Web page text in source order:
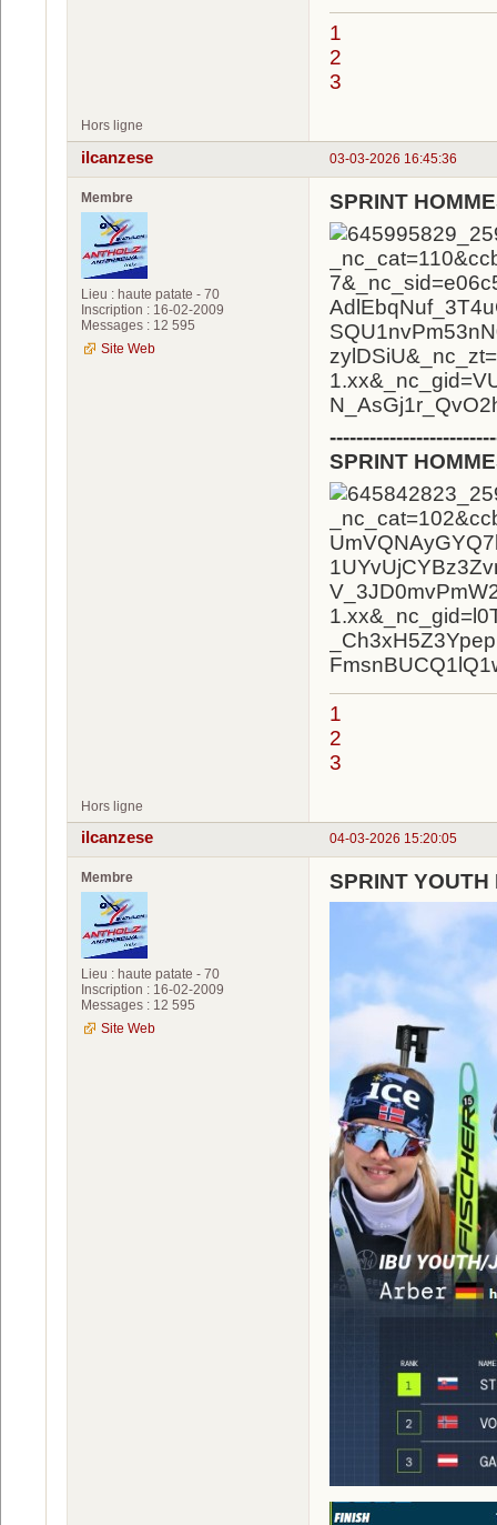
1
2
3
Hors ligne
03-03-2026 16:45:36
ilcanzese
Membre
Lieu : haute patate - 70
Inscription : 16-02-2009
Messages : 12 595
Site Web
SPRINT
SPRINT
1
2
3
Hors ligne
04-03-2026 15:20:05
ilcanzese
Membre
Lieu : haute patate - 70
Inscription : 16-02-2009
Messages : 12 595
Site Web
SPRINT YOUTH